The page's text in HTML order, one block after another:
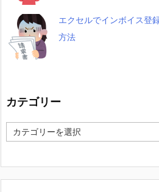
エクセルでインボイス登
方法
カテゴリー
カ
テ
リ
ー